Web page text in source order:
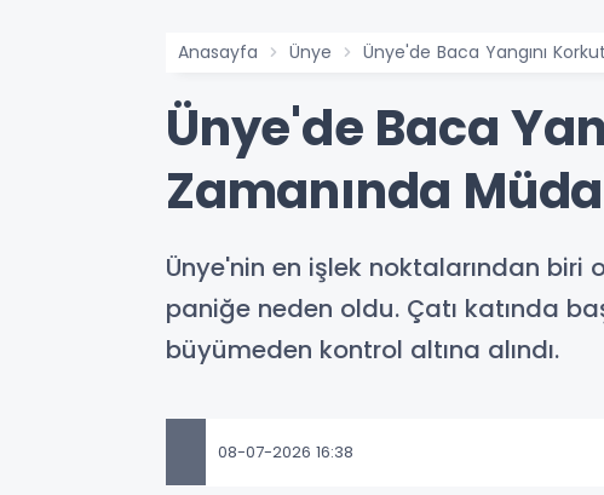
Anasayfa Ünye Ünye'de Baca Yangını
Ünye'de Baca
Zamanında
Ünye'nin en işlek noktalarından biri
paniğe neden oldu. Çatı katında
büyümeden kontrol altına alındı.
08-07-2026 16:38